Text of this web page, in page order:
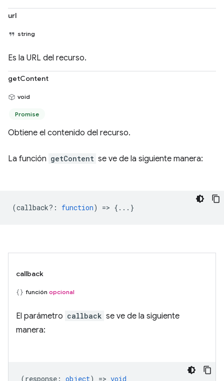
url
string
Es la URL del recurso.
getContent
void
Promise
Obtiene el contenido del recurso.
La función getContent se ve de la siguiente manera:
(callback? : function) => {...}
callback
función opcional
El parámetro callback se ve de la siguiente
manera:
(response : object) => void